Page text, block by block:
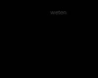
weten.